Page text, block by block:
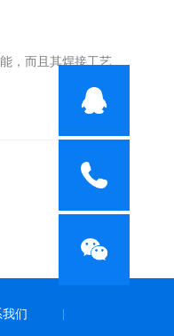
，而且其焊接工艺
们